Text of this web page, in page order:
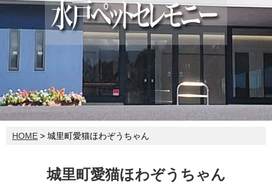
HOME > 城里町愛猫ほわぞうちゃん
城里町愛猫ほわぞうちゃん